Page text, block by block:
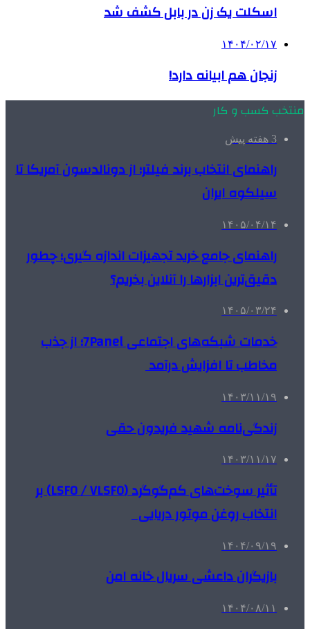
اسکلت یک زن در بابل کشف شد
۱۴۰۴/۰۲/۱۷
زنجان هم ابیانه دارد!
منتخب کسب و کار
3 هفته پیش
راهنمای انتخاب برند فیلتر؛ از دونالدسون آمریکا تا
سیلکوه ایران
۱۴۰۵/۰۴/۱۴
راهنمای جامع خرید تجهیزات اندازه گیری؛ چطور
دقیق‌ترین ابزارها را آنلاین بخریم؟
۱۴۰۵/۰۳/۲۴
خدمات شبکه‌های اجتماعی 7Panel؛ از جذب
مخاطب تا افزایش درآمد
۱۴۰۳/۱۱/۱۹
زندگی‌نامه شهید فریدون حقی
۱۴۰۳/۱۱/۱۷
تأثیر سوخت‌های کم‌گوگرد (LSFO / VLSFO) بر
انتخاب روغن موتور دریایی
۱۴۰۴/۰۹/۱۹
بازیگران داعشی سریال خانه امن
۱۴۰۴/۰۸/۱۱